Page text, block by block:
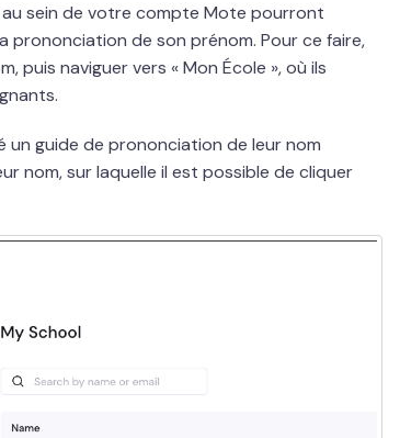
sein de votre compte Mote pourront
de son prénom. Pour ce faire,
puis naviguer vers « Mon École », où ils
un guide de prononciation de leur nom
nom, sur laquelle il est possible de cliquer